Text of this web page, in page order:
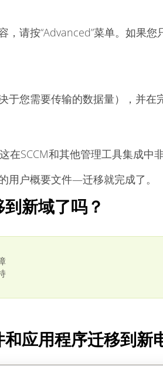
，请按“Advanced”菜单。如果您
于您需要传输的数据量），并在
SCCM和其他管理工具集成中非
用户概要文件—迁移就完成了。
新域了吗？
应用程序迁移到新